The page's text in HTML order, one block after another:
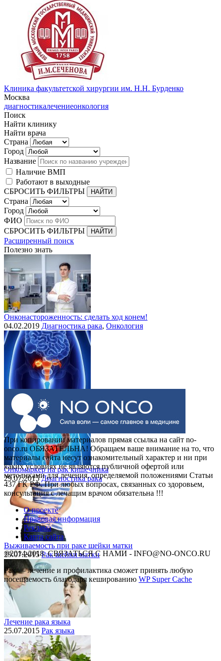
Клиника факультетской хирургии им. Н.Н. Бурденко
Москва
диагностикалечениеонкология
Поиск
Найти клинику
Найти врача
Страна
Город
Название
Наличие ВМП
Работают в выходные
СБРОСИТЬ ФИЛЬТРЫ
Страна
Город
ФИО
СБРОСИТЬ ФИЛЬТРЫ
Расширенный поиск
Полезно знать
Онконастороженность: сделать ход конем!
04.02.2019 Диагностика рака, Онкология
Выделения при раке шейки матки
30.07.2015 Рак шейки матки
Онкомаркер на рак кишечника
29.07.2015 Диагностика рака
Выживаемость при раке шейки матки
29.07.2015 Рак шейки матки
Лечение рака языка
25.07.2015 Рак языка
При копировании материалов прямая ссылка на сайт no-
onco.ru ОБЯЗАТЕЛЬНА! Обращаем ваше внимание на то, что
материалы сайта несут ознакомительный характер и ни при
каких условиях не являются публичной офертой или
методиками для лечения, определяемой положениями Статьи
437 ГК РФ. При любых вопросах, связанных со здоровьем,
консультация с лечащим врачом обязательна !!!
О проекте
Правовая информация
Реклама
Карта сайта
©2014-2018, СВЯЗАТЬСЯ С НАМИ - INFO@NO-ONCO.RU
Рак — лечение и профилактика cможет принять любую
посещаемость благодаря кешированию WP Super Cache